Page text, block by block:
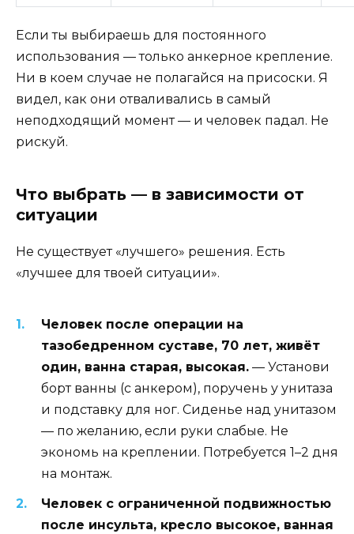
Если ты выбираешь для постоянного
использования — только анкерное крепление.
Ни в коем случае не полагайся на присоски. Я
видел, как они отваливались в самый
неподходящий момент — и человек падал. Не
рискуй.
Что выбрать — в зависимости от
ситуации
Не существует «лучшего» решения. Есть
«лучшее для твоей ситуации».
Человек после операции на
тазобедренном суставе, 70 лет, живёт
один, ванна старая, высокая. — Установи
борт ванны (с анкером), поручень у унитаза
и подставку для ног. Сиденье над унитазом
— по желанию, если руки слабые. Не
экономь на креплении. Потребуется 1–2 дня
на монтаж.
Человек с ограниченной подвижностью
после инсульта, кресло высокое, ванная